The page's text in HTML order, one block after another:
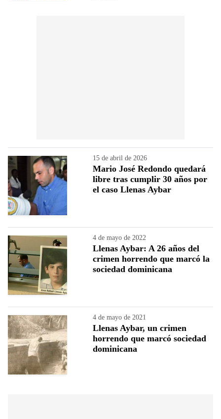
15 de abril de 2026
Mario José Redondo quedará
libre tras cumplir 30 años por
el caso Llenas Aybar
4 de mayo de 2022
Llenas Aybar: A 26 años del
crimen horrendo que marcó la
sociedad dominicana
4 de mayo de 2021
Llenas Aybar, un crimen
horrendo que marcó sociedad
dominicana